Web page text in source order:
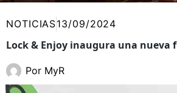
NOTICIAS13/09/2024
Lock & Enjoy inaugura una nueva
Por MyR